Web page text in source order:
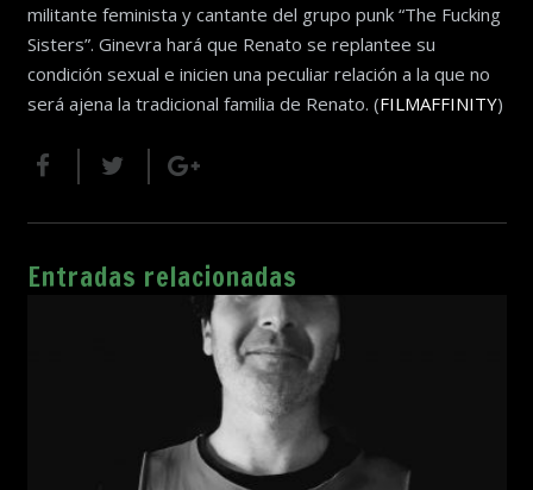
militante feminista y cantante del grupo punk “The Fucking
Sisters”. Ginevra hará que Renato se replantee su
condición sexual e inicien una peculiar relación a la que no
será ajena la tradicional familia de Renato. (FILMAFFINITY)
Entradas relacionadas